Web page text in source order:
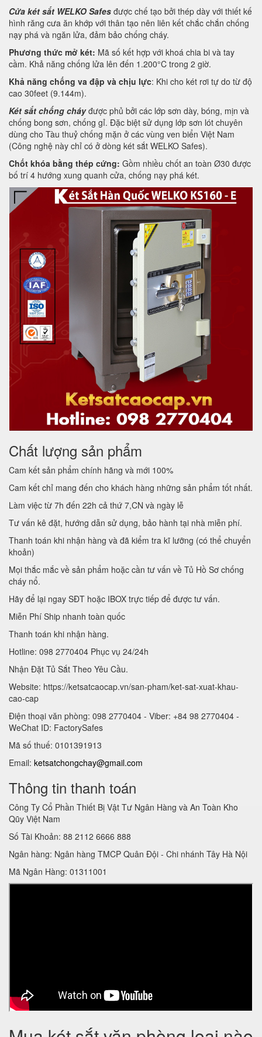
Cửa két sắt WELKO Safes được chế tạo bởi thép dày với thiết kế
hình răng cưa ăn khớp với thân tạo nên liên kết chắc chắn chống
nạy phá và ngăn lửa, đảm bảo chống cháy.
Phương thức mở két: Mã số kết hợp với khoá chia bi và tay
cầm. Khả năng chống lửa lên đến 1.200°C trong 2 giờ.
Khả năng chống va đập và chịu lực: Khi cho két rơi tự do từ độ
cao 30feet (9.144m).
Két sắt chống cháyđược phủ bởi các lớp sơn dày, bóng, mịn và
chống bong sơn, chống gỉ. Đặc biệt sử dụng lớp sơn lót chuyên
dùng cho Tàu thuỷ chống mặn ở các vùng ven biển Việt Nam
(Công nghệ này chỉ có ở dòng két sắt WELKO Safes).
Chốt khóa bằng thép cứng: Gồm nhiều chốt an toàn Ø30 được
bố trí 4 hướng xung quanh cửa, chống nạy phá két.
Chất lượng sản phẩm
Cam kết sản phẩm chính hãng và mới 100%
Cam kết chỉ mang đến cho khách hàng những sản phẩm tốt nhất.
Làm việc từ 7h đến 22h cả thứ 7,CN và ngày lễ
Tư vấn kê đặt, hướng dẫn sử dụng, bảo hành tại nhà miễn phí.
Thanh toán khi nhận hàng và đã kiểm tra kĩ lưỡng (có thể chuyển
khoản)
Mọi thắc mắc về sản phẩm hoặc cần tư vấn về Tủ Hồ Sơ chống
cháy nổ.
Hãy để lại ngay SĐT hoặc IBOX trực tiếp để được tư vấn.
Miễn Phí Ship nhanh toàn quốc
Thanh toán khi nhận hàng.
Hotline: 098 2770404 Phục vụ 24/24h
Nhận Đặt Tủ Sắt Theo Yêu Cầu.
Website: https://ketsatcaocap.vn/san-pham/ket-sat-xuat-khau-
cao-cap
Điện thoại văn phòng: 098 2770404 - Viber: +84 98 2770404 -
WeChat ID: FactorySafes
Mã số thuế: 0101391913
Email: ketsatchongchay@gmail.com
Thông tin thanh toán
Công Ty Cổ Phần Thiết Bị Vật Tư Ngân Hàng và An Toàn Kho
Qũy Việt Nam
Số Tài Khoản: 88 2112 6666 888
Ngân hàng: Ngân hàng TMCP Quân Đội - Chi nhánh Tây Hà Nội
Mã Ngân Hàng: 01311001